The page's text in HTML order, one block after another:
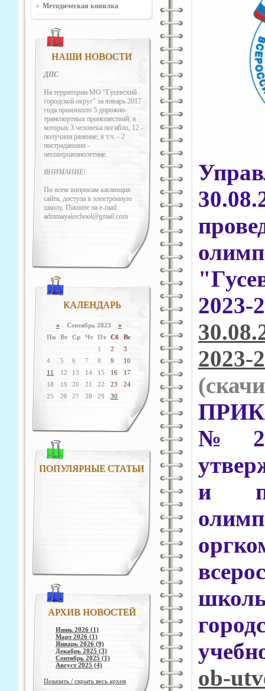
Методическая копилка
НАШИ НОВОСТИ
ДПС
На территории МО "Гусевский
городской округ" за январь 2017
года произошло 5 дорожно-
транспортных происшествий, в
которых 3 человека погибло, 12 -
получили ранение, в т.ч. - 2
пострадавших -
несовершеннолетние.
ВНИМАНИЕ!
По всем вопросам касающих
сайта, доступа в электронную
школу. Пишите на e-mail:
admmayakschool@gmail.com
КАЛЕНДАРЬ
« Сентябрь 2023 »
Пн
Вт Ср Чт Пт Сб
Вс
1
2
3
4
5 6 7 8 9
10
11
12 13 14 15 16
17
18
19 20 21 22 23
24
25
26 27 28 29 30
ПОПУЛЯРНЫЕ СТАТЬИ
АРХИВ НОВОСТЕЙ
Июнь 2026 (1)
Март 2026 (1)
Январь 2026 (9)
Декабрь 2025 (3)
Сентябрь 2025 (1)
Август 2025 (4)
Показать / скрыть весь архив
2023-
№
и
ob-